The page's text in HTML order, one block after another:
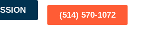
(514) 570-1072